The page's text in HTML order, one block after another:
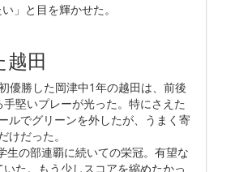
」と目を輝かせた。
越田
優勝した岡津中1年の越田は、前後
堅いプレーが光った。特にさえた
ルでグリーンを外したが、うまく寄
けだった。
の部連覇に続いての栄冠。有望な
た。もう少しスコアを縮めたかっ